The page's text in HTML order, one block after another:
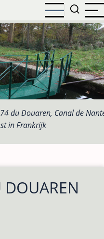
du Douaren, Canal de
in Frankrijk